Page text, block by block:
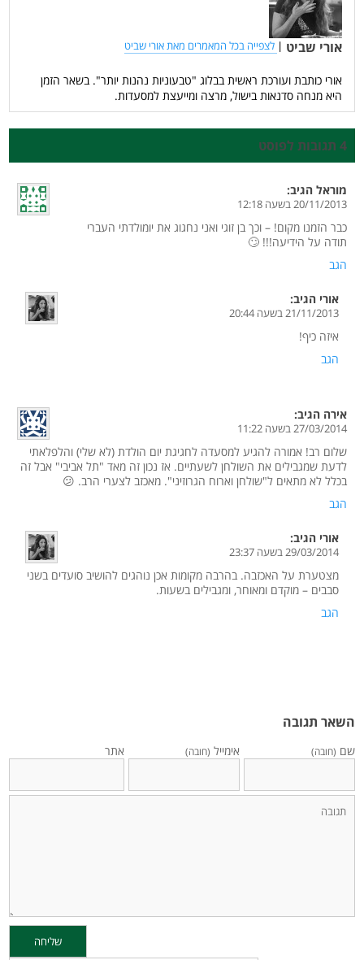
אורי שביט | לצפייה בכל המאמרים מאת אורי שביט
אורי כותבת ועורכת ראשית בבלוג "טבעוניות נהנות יותר". בשאר הזמן
היא מנחה סדנאות בישול, מרצה ומייעצת למסעדות.
4 תגובות לפוסט
מוראל הגיב:
20/11/2013 בשעה 12:18
כבר הזמנו מקום! – וכך בן זוגי ואני נחגוג את יומולדתי העברי
תודה על הידיעה!!! 🙄
הגב
אורי הגיב:
21/11/2013 בשעה 20:44
איזה כיף!
הגב
אירה הגיב:
27/03/2014 בשעה 11:22
שלום רב! אמורה להגיע למסעדה לחגיגת יום הולדת (לא שלי) והלפלאתי
לדעת שמגבילים את השולחן לשעתיים. אז נכון זה מאד "תל אביבי" אבל זה
בכלל לא מתאים ל"שולחן וארוח הגרוזיני". מאכזב לצערי הרב. 😕
הגב
אורי הגיב:
29/03/2014 בשעה 23:37
מצטערת על האכזבה. בהרבה מקומות אכן נוהגים להושיב סועדים בשני
סבבים – מוקדם ומאוחר, ומגבילים בשעות.
הגב
השאר תגובה
שם (חובה) אימייל (חובה) אתר